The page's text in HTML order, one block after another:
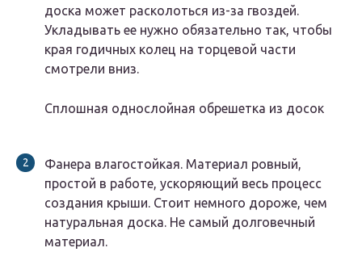
доска может расколоться из-за гвоздей.
Укладывать ее нужно обязательно так, чтобы
края годичных колец на торцевой части
смотрели вниз.
Сплошная однослойная обрешетка из досок
Фанера влагостойкая. Материал ровный,
простой в работе, ускоряющий весь процесс
создания крыши. Стоит немного дороже, чем
натуральная доска. Не самый долговечный
материал.